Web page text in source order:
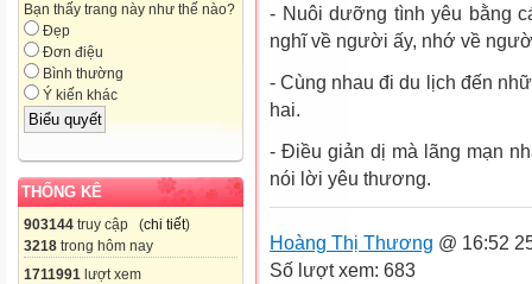
Bạn thấy trang này như thế nào?
Đẹp
Đơn điệu
Bình thường
Ý kiến khác
THỐNG KÊ
903144 truy cập (chi tiết)
3218 trong hôm nay
1711991 lượt xem
- Nuôi dưỡng tình yêu bằng
nghĩ về người ấy, nhớ về
- Cùng nhau đi du lịch đến
hai.
- Điều giản dị mà lãng mạn
nói lời yêu thương.
Hoàng Thị Thương @ 16:52
Số lượt xem: 683